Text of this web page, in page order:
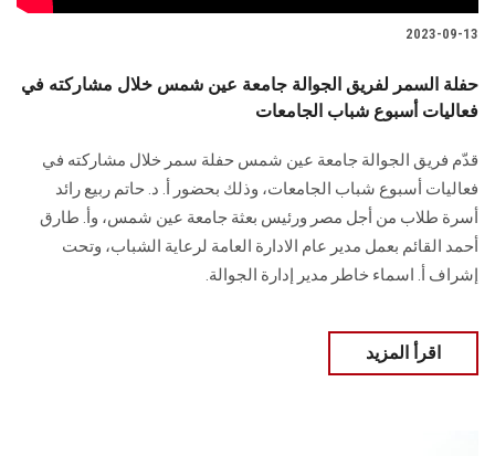
الخريجين
الموظفون
سجل الان
2023-09-13
حفلة السمر لفريق الجوالة جامعة عين شمس خلال مشاركته في
فعاليات أسبوع شباب الجامعات
قدّم فريق الجوالة جامعة عين شمس حفلة سمر خلال مشاركته في
فعاليات أسبوع شباب الجامعات، وذلك بحضور أ. د. حاتم ربيع رائد
أسرة طلاب من أجل مصر ورئيس بعثة جامعة عين شمس، وأ. طارق
أحمد القائم بعمل مدير عام الادارة العامة لرعاية الشباب، وتحت
إشراف أ. اسماء خاطر مدير إدارة الجوالة.
اقرأ المزيد